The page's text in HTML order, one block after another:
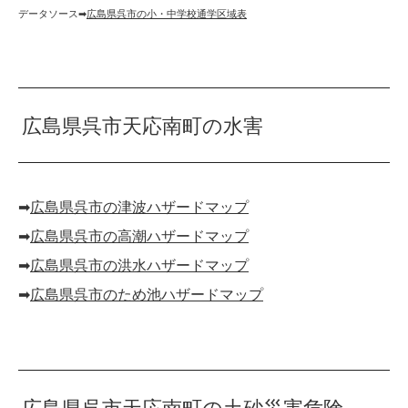
データソース➡︎広島県呉市の小・中学校通学区域表
広島県呉市天応南町の水害
➡︎広島県呉市の津波ハザードマップ
➡︎広島県呉市の高潮ハザードマップ
➡︎広島県呉市の洪水ハザードマップ
➡︎広島県呉市のため池ハザードマップ